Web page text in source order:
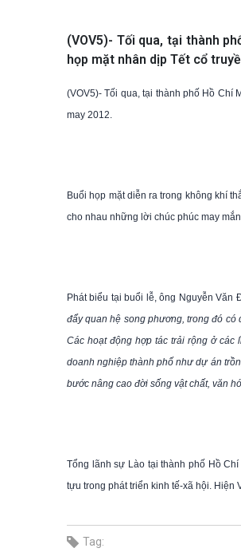
(VOV5)- Tối qua, tại thành
họp mặt nhân dịp Tết cổ
(VOV5)- Tối qua, tại thành phố Hồ Chí
may 2012.
Buổi họp mặt diễn ra trong không khí
cho nhau những lời chúc phúc may
Phát biểu tại buổi lễ, ông Nguyễn Văn
đẩy quan hệ song phương, trong đó có
Các hoạt động hợp tác trải rộng ở
doanh nghiệp thành phố như dự án
bước nâng cao đời sống vật chất, văn
Tổng lãnh sự Lào tại thành phố Hồ
tựu trong phát triển kinh tế-xã hội. Hiện
Tag: